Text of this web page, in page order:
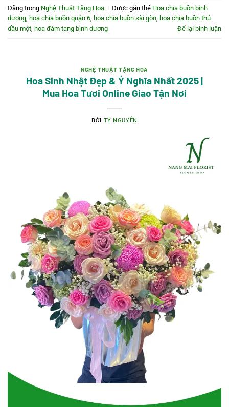
Đăng trong Nghệ Thuật Tặng Hoa | Được gắn thẻ Hoa chia buồn bình
dương hoa chia buồn quận 6 hoa chia buồn sài gòn hoa chia buồn thủ
dầu một hoa đám tang bình dương Để lại bình luận
NGHỆ THUẬT TẶNG HOA
Hoa Sinh Nhật Đẹp & Ý Nghĩa Nhất 2025 |
Mua Hoa Tươi Online Giao Tận Nơi
BỞI TÝ NGUYỄN